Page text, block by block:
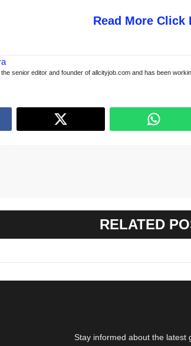
Read More Click
senior editor and founder of allcityjob.com and has been
RELATED
Stay informed about the latest